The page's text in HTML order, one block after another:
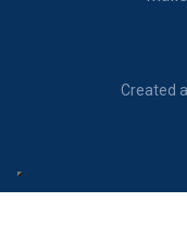
Created